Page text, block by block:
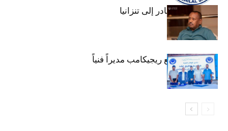
عبد المهيمن يغادر إلى تنزانيا
الهلال يتعاقد مع ريجيكامب مديراً فنياً